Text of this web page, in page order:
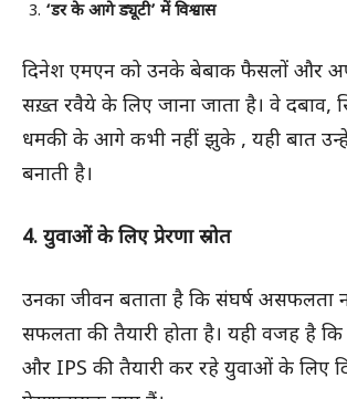
‘डर के आगे ड्यूटी’ में विश्वास
दिनेश एमएन को उनके बेबाक फैसलों और
सख़्त रवैये के लिए जाना जाता है। वे दबाव,
धमकी के आगे कभी नहीं झुके , यही बात
बनाती है।
4. युवाओं के लिए प्रेरणा स्रोत
उनका जीवन बताता है कि संघर्ष असफलता
सफलता की तैयारी होता है। यही वजह है
और IPS की तैयारी कर रहे युवाओं के लिए